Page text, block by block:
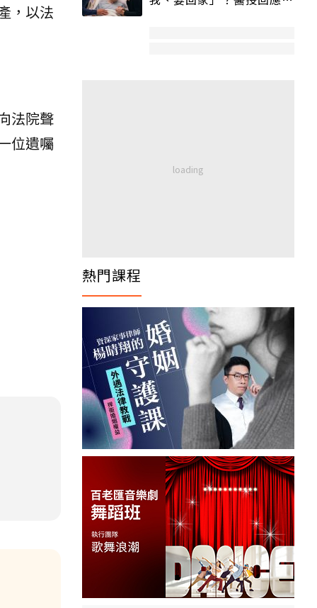
，以法
法院聲
位遺囑
熱門課程